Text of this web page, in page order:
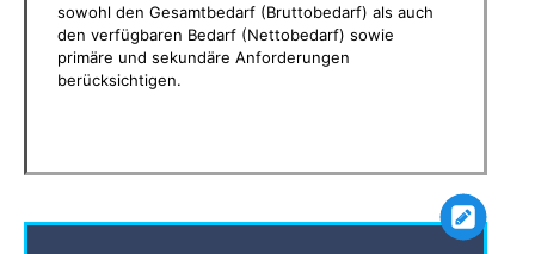
sowohl den Gesamtbedarf (Bruttobedarf) als auch
den verfügbaren Bedarf (Nettobedarf) sowie
primäre und sekundäre Anforderungen
berücksichtigen.